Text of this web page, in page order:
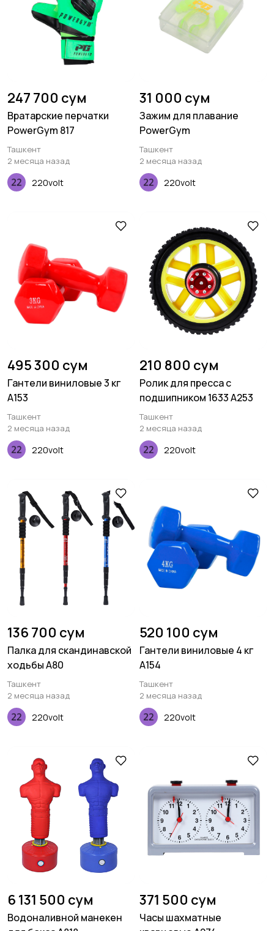
247 700 сум
Вратарские перчатки
PowerGym 817
Ташкент
2 месяца назад
220volt
31 000 сум
Зажим для плавание
PowerGym
Ташкент
2 месяца назад
220volt
495 300 сум
Гантели виниловые 3 кг
A153
Ташкент
2 месяца назад
220volt
210 800 сум
Ролик для пресса с
подшипником 1633 A253
Ташкент
2 месяца назад
220volt
136 700 сум
Палка для скандинавской
ходьбы A80
Ташкент
2 месяца назад
220volt
520 100 сум
Гантели виниловые 4 кг
A154
Ташкент
2 месяца назад
220volt
6 131 500 сум
Водоналивной манекен
371 500 сум
Часы шахматные